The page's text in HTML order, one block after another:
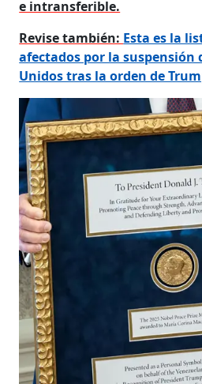
e intransferible.
Revise también: Esta es la
afectados por la suspensión
Unidos tras la orden de